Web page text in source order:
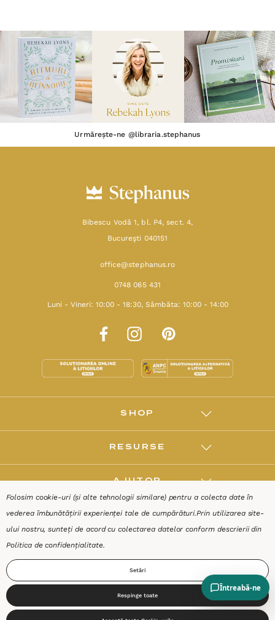
Urmărește-ne @libraria.stephanus
Bibescu Vodă 1, bl. P4, sect. 4,
Bucureşti 040151
office@stephanus.ro
0748 065 431
Luni - Vineri: 10:00 - 18:30, Sâmbăta: 10:00 - 14:00
SHOP
RESURSE
AJUTOR
DESPRE
Folosim cookie-uri (și alte tehnologii similare) pentru a colecta date în
vederea îmbunătățirii experienței tale de cumpărături.Prin utilizarea site-
ului nostru, sunteți de acord cu colectarea datelor conform descrierii din
Politica de confidențialitate.
Setări
Respinge toate